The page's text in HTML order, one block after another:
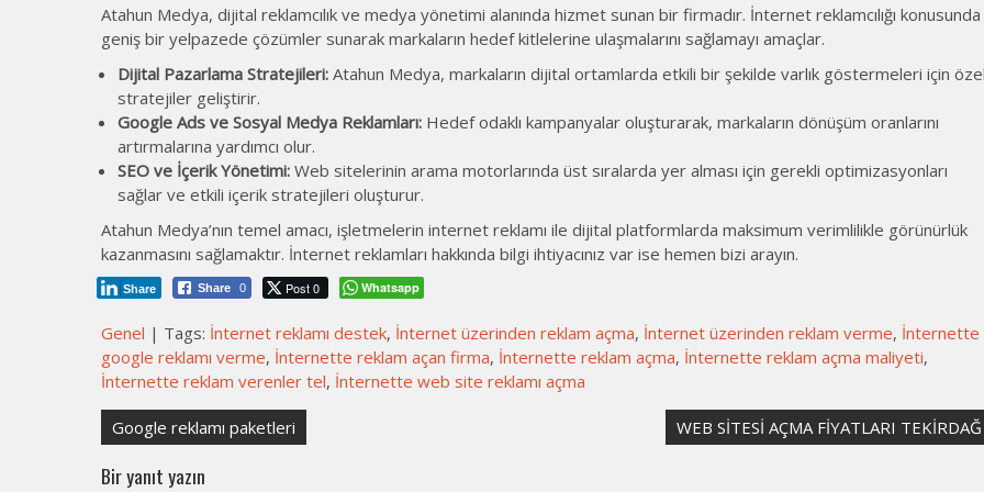
Atahun Medya, dijital reklamcılık ve medya yönetimi alanında hizmet sunan bir firmadır. İnternet reklamcılığı konusunda
geniş bir yelpazede çözümler sunarak markaların hedef kitlelerine ulaşmalarını sağlamayı amaçlar.
Dijital Pazarlama Stratejileri: Atahun Medya, markaların dijital ortamlarda etkili bir şekilde varlık göstermeleri için
stratejiler geliştirir.
Google Ads ve Sosyal Medya Reklamları: Hedef odaklı kampanyalar oluşturarak, markaların dönüşüm oranlarını
artırmalarına yardımcı olur.
SEO ve İçerik Yönetimi: Web sitelerinin arama motorlarında üst sıralarda yer alması için gerekli optimizasyonları
sağlar ve etkili içerik stratejileri oluşturur.
Atahun Medya’nın temel amacı, işletmelerin internet reklamı ile dijital platformlarda maksimum verimlilikle görünürlük
kazanmasını sağlamaktır. İnternet reklamları hakkında bilgi ihtiyacınız var ise hemen bizi arayın.
Share 0 Post 0
Share Whatsapp
Genel | Tags: İnternet reklamı destek, İnternet üzerinden reklam açma, İnternet üzerinden reklam verme, İnternette
google reklamı verme, İnternette reklam açan firma, İnternette reklam açma, İnternette reklam açma maliyeti,
İnternette reklam verenler tel, İnternette web site reklamı açma
Yazı
gezinmesi
Google reklamı paketleri WEB SİTESİ AÇMA FİYATLARI TEKİRDAĞ
Bir yanıt yazın